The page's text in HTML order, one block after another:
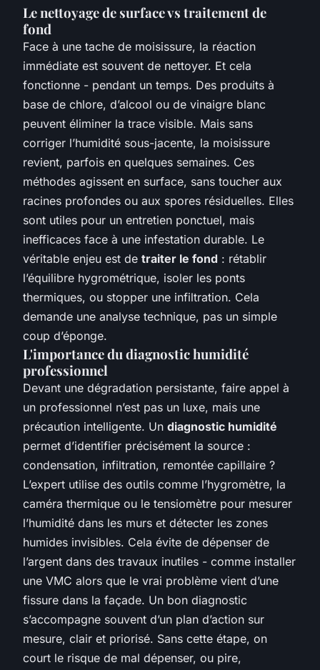
Le nettoyage de surface vs traitement de
fond
Face à une tache de moisissure, la réaction
immédiate est souvent de nettoyer. Et cela
fonctionne - pendant un temps. Des produits à
base de chlore, d’alcool ou de vinaigre blanc
peuvent éliminer la trace visible. Mais sans
corriger l’humidité sous-jacente, la moisissure
revient, parfois en quelques semaines. Ces
méthodes agissent en surface, sans toucher aux
racines profondes ou aux spores résiduelles. Elles
sont utiles pour un entretien ponctuel, mais
inefficaces face à une infestation durable. Le
véritable enjeu est de traiter le fond : rétablir
l’équilibre hygrométrique, isoler les ponts
thermiques, ou stopper une infiltration. Cela
demande une analyse technique, pas un simple
coup d’éponge.
L'importance du diagnostic humidité
professionnel
Devant une dégradation persistante, faire appel à
un professionnel n’est pas un luxe, mais une
précaution intelligente. Un diagnostic humidité
permet d’identifier précisément la source :
condensation, infiltration, remontée capillaire ?
L’expert utilise des outils comme l’hygromètre, la
caméra thermique ou le tensiomètre pour mesurer
l’humidité dans les murs et détecter les zones
humides invisibles. Cela évite de dépenser de
l’argent dans des travaux inutiles - comme installer
une VMC alors que le vrai problème vient d’une
fissure dans la façade. Un bon diagnostic
s’accompagne souvent d’un plan d’action sur
mesure, clair et priorisé. Sans cette étape, on
court le risque de mal dépenser, ou pire,